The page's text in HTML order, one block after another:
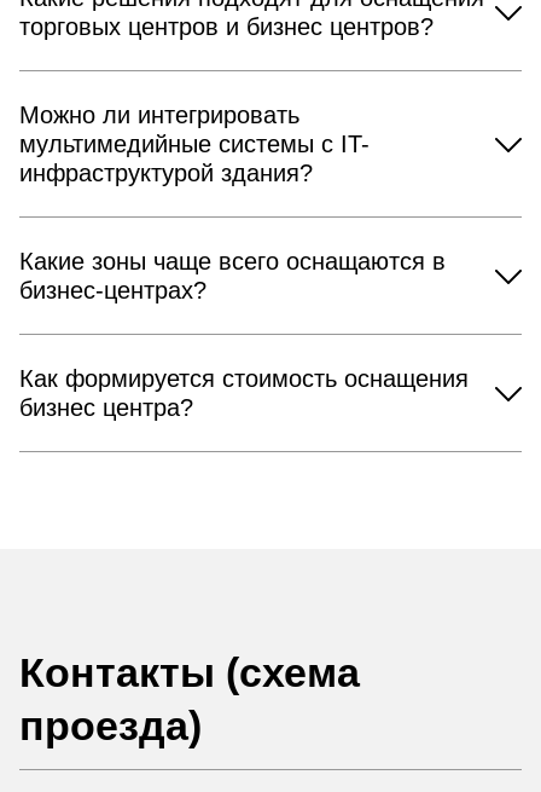
торговых центров и бизнес центров?
Можно ли интегрировать
мультимедийные системы с IT-
инфраструктурой здания?
Какие зоны чаще всего оснащаются в
бизнес-центрах?
Как формируется стоимость оснащения
бизнес центра?
Контакты (схема
проезда)